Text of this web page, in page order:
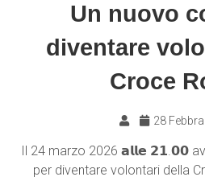
Un nuovo
diventare
Croce
28
Il 24 marzo 2026 𝗮𝗹𝗹𝗲 𝟮𝟭.𝟬𝟬
per diventare volontari della